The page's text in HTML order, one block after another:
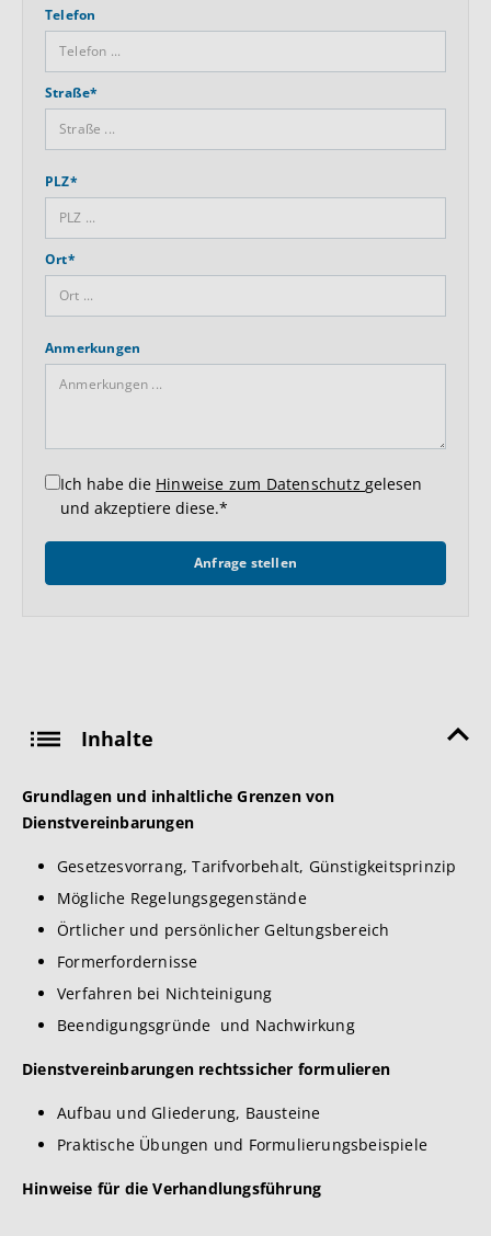
Inhalte
Grundlagen und inhaltliche Grenzen von
Dienstvereinbarungen
Gesetzesvorrang, Tarifvorbehalt, Günstigkeitsprinzip
Mögliche Regelungsgegenstände
Örtlicher und persönlicher Geltungsbereich
Formerfordernisse
Verfahren bei Nichteinigung
Beendigungsgründe und Nachwirkung
Dienstvereinbarungen rechtssicher formulieren
Aufbau und Gliederung, Bausteine
Praktische Übungen und Formulierungsbeispiele
Hinweise für die Verhandlungsführung
Telefon
Straße*
PLZ*
Ort*
Anmerkungen
Ich habe die Hinweise zum Datenschutz gelesen
und akzeptiere diese.*
Anfrage stellen